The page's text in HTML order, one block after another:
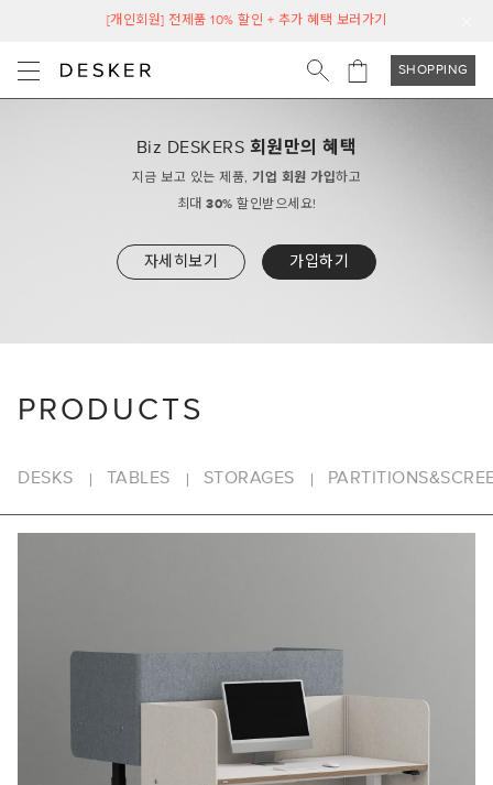
[개인회원] 전제품 10% 할인 + 추가 혜택 보러가기
SHOPPING
Biz DESKERS 회원만의 혜택
지금 보고 있는 제품, 기업 회원 가입하고
최대 30% 할인받으세요!
자세히보기 가입하기
PRODUCTS
DESKS TABLES STORAGES